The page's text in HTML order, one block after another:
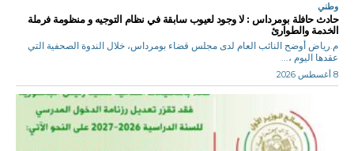
وطني
حادث حافلة بومرداس : لا وجود لعيوب سابقة في نظام التوجيه و منظومة فرملة
الخدمة والطوارئ
م.رياض أوضح النائب العام لدى مجلس قضاء بومرداس، خلال الندوة الصحفية التي
عقدها اليوم ،...
8 أغسطس 2026